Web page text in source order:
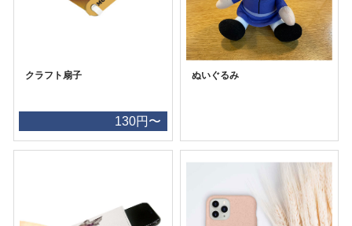
クラフト扇子
130円〜
ぬいぐるみ